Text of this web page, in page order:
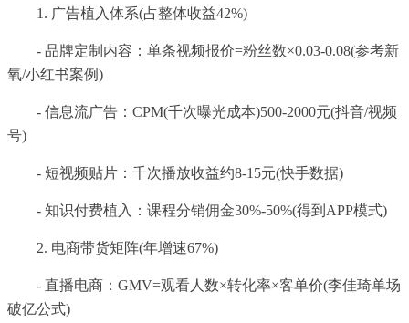
1. 广告植入体系(占整体收益42%)
- 品牌定制内容：单条视频报价=粉丝数×0.03-0.08(参考新
氧/小红书案例)
- 信息流广告：CPM(千次曝光成本)500-2000元(抖音/视频
号)
- 短视频贴片：千次播放收益约8-15元(快手数据)
- 知识付费植入：课程分销佣金30%-50%(得到APP模式)
2. 电商带货矩阵(年增速67%)
- 直播电商：GMV=观看人数×转化率×客单价(李佳琦单场
破亿公式)